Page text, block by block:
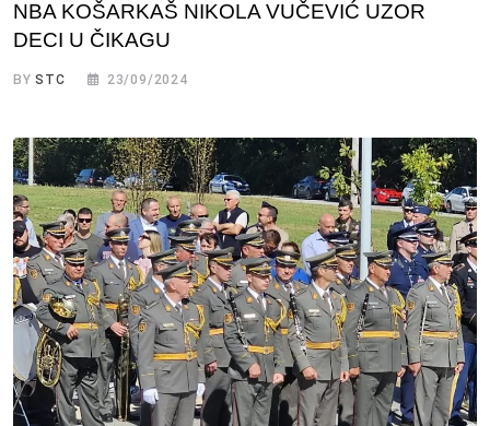
NBA KOŠARKAŠ NIKOLA VUČEVIĆ UZOR
DECI U ČIKAGU
BYSTC 23/09/2024